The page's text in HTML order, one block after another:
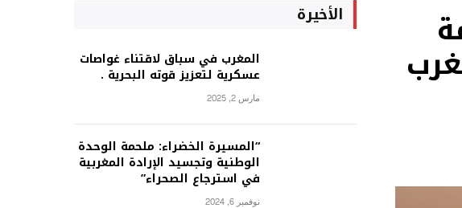
الأخيرة
المغرب في سباق لاقتناء غواصات
عسكرية لتعزيز قوته البحرية .
مارس 2, 2025
“المسيرة الخضراء: ملحمة الوحدة
الوطنية وتجسيد الإرادة المغربية
في استرجاع الصحراء”
نوفمبر 6, 2024